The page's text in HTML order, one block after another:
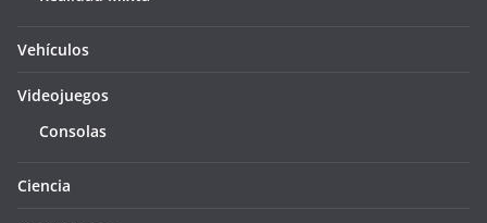
Vehículos
Videojuegos
Consolas
Ciencia